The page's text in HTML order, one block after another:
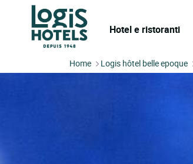
Hotel e ristoranti
Home Logis hôtel belle epoque